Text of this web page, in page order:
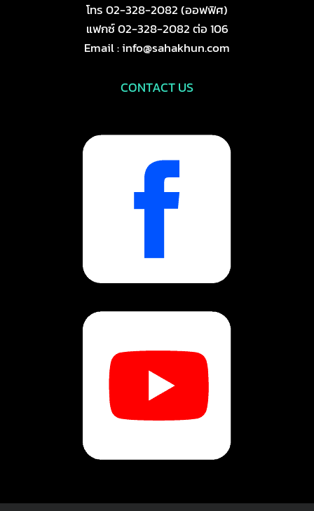
โทร 02-328-2082 (ออฟฟิศ)
แฟกซ์ 02-328-2082 ต่อ 106
Email : info@sahakhun.com
CONTACT US